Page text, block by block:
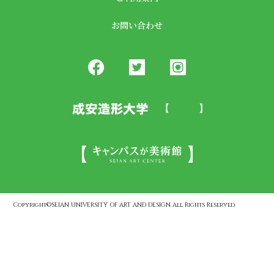
お問い合わせ
Copyright©SEIAN UNIVERSITY OF ART AND DESIGN All Rights Reserved.